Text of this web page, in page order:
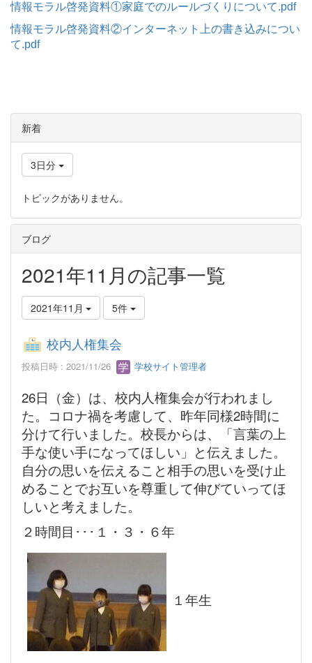
情報モラル啓発資料①家庭でのルールづくりについて.pdf
情報モラル啓発資料②インターネット上の書き込みについ
て.pdf
新着
3日分
トピックがありません。
ブログ
2021年11月の記事一覧
2021年11月 5件
校内人権集会
投稿日時 : 2021/11/26 学校サイト管理者
26日（金）は、校内人権集会が行われまし
た。コロナ禍を考慮して、昨年同様2時間に
分けて行いました。校長からは、「言葉の上
手な使い手になってほしい」と伝えました。
自分の思いを伝えること相手の思いを受け止
めることでお互いを尊重して伸びていってほ
しいと考えました。
２時間目･･･１・３・６年
１年生